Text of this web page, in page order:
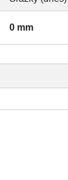
0 mm